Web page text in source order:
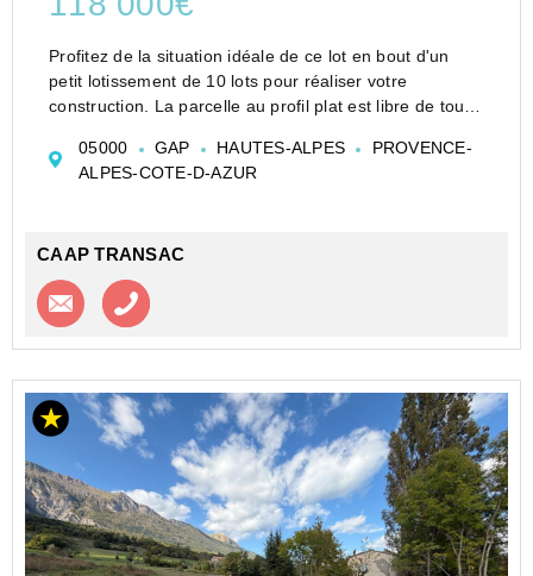
Profitez de la situation idéale de ce lot en bout d'un
petit lotissement de 10 lots pour réaliser votre
construction. La parcelle au profil plat est libre de tout
réseaux sont en bordure de terrain....
05000 GAP HAUTES-ALPES
PROVENCE-
ALPES-COTE-D-AZUR
CAAP TRANSAC
Contacter l'agence